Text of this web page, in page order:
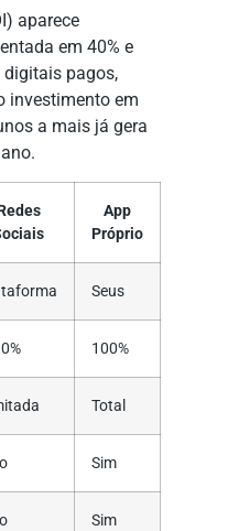
aparece
em 40% e
pagos,
investimento em
a mais já gera
App
Próprio
Seus
100%
Total
Sim
Sim